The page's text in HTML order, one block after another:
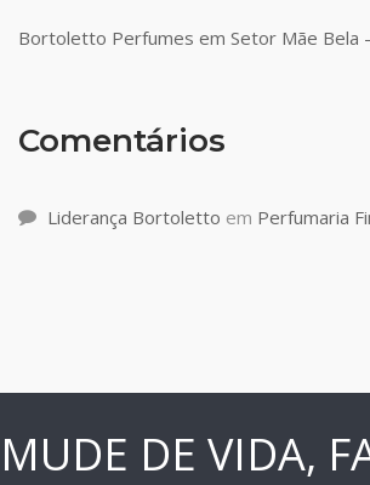
Bortoletto Perfumes em Setor Mãe Bela
Comentários
Liderança Bortoletto em Perfumaria
MUDE DE VIDA,